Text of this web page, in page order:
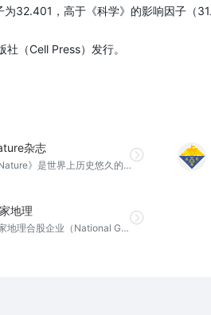
32.401，高于《科学》的影响因子（
（Cell Press）发行。
杂志
《Nature》是世界上历史悠久的、最有名望的科学杂志之一，首版于1869年11月4日。与当今大多数科学论文杂志专一于一个特殊的领域不同，其是少数依然发表来自很多科学领域的一手研究论文的杂志
地理
国家地理合股企业（National Geographic Partners LLC，简称NGP）是国家地理学会和华特迪士尼公司的合资企业。以探险和探知世界为核心发展理念，致力于通过卓越的媒体组合，在全球传播优质的科普内容。131年来，国家地理始终以增进对世界的了解和认知作为核心目标；现在，国家地理将致力于为消费者不断开拓、更加深入，以及突破边界而努力。国家地理每月通过43种语言，传播遍布全球172个国家，内容触及数百万人。与此同时，NGP每年会将收益的27%回馈给非营利组织——国家地理学会，用于支持其科研、探险、保育和教育等工作